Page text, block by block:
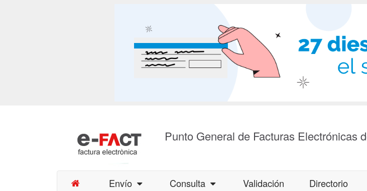
Punto General de Facturas Electrónicas
Envío Consulta Validación Directorio